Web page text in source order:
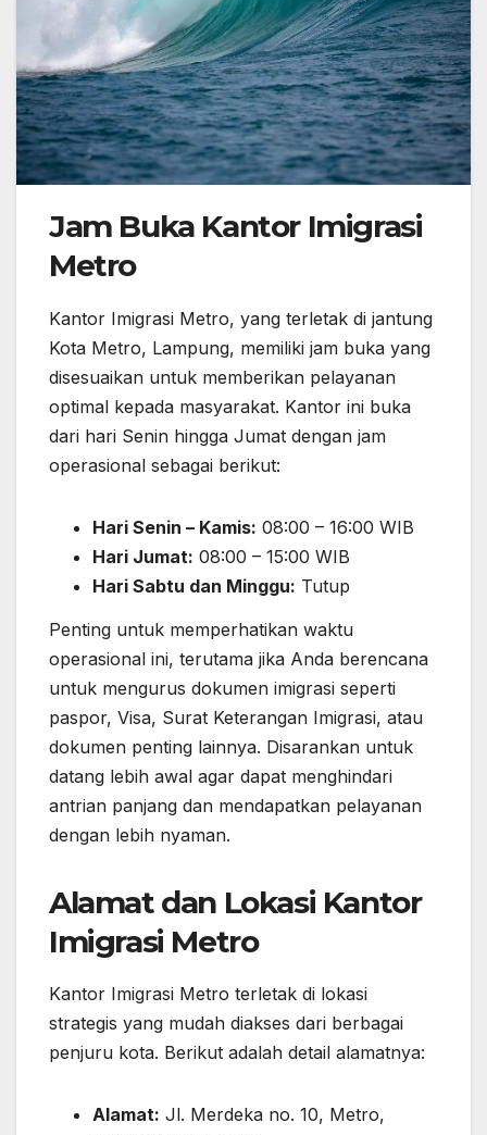
Jam Buka Kantor Imigrasi
Metro
Kantor Imigrasi Metro, yang terletak di jantung
Kota Metro, Lampung, memiliki jam buka yang
disesuaikan untuk memberikan pelayanan
optimal kepada masyarakat. Kantor ini buka
dari hari Senin hingga Jumat dengan jam
operasional sebagai berikut:
Hari Senin – Kamis: 08:00 – 16:00 WIB
Hari Jumat: 08:00 – 15:00 WIB
Hari Sabtu dan Minggu: Tutup
Penting untuk memperhatikan waktu
operasional ini, terutama jika Anda berencana
untuk mengurus dokumen imigrasi seperti
paspor, Visa, Surat Keterangan Imigrasi, atau
dokumen penting lainnya. Disarankan untuk
datang lebih awal agar dapat menghindari
antrian panjang dan mendapatkan pelayanan
dengan lebih nyaman.
Alamat dan Lokasi Kantor
Imigrasi Metro
Kantor Imigrasi Metro terletak di lokasi
strategis yang mudah diakses dari berbagai
penjuru kota. Berikut adalah detail alamatnya:
Alamat: Jl. Merdeka no. 10, Metro,